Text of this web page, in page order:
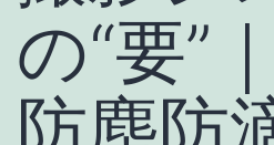
の“要”
防塵防